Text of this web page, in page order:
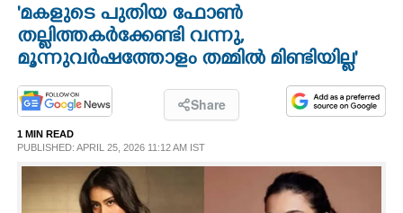
OPINION
PHOTOS
LIFESTYLE
SPIRITUAL
'മകളുടെ പുതിയ ഫോൺ
തല്ലിത്തകർക്കേണ്ടി വന്നു,
മൂന്നുവർഷത്തോളം തമ്മിൽ മിണ്ടിയില്ല'
Share
1 MIN READ
PUBLISHED: APRIL 25, 2026 11:12 AM IST